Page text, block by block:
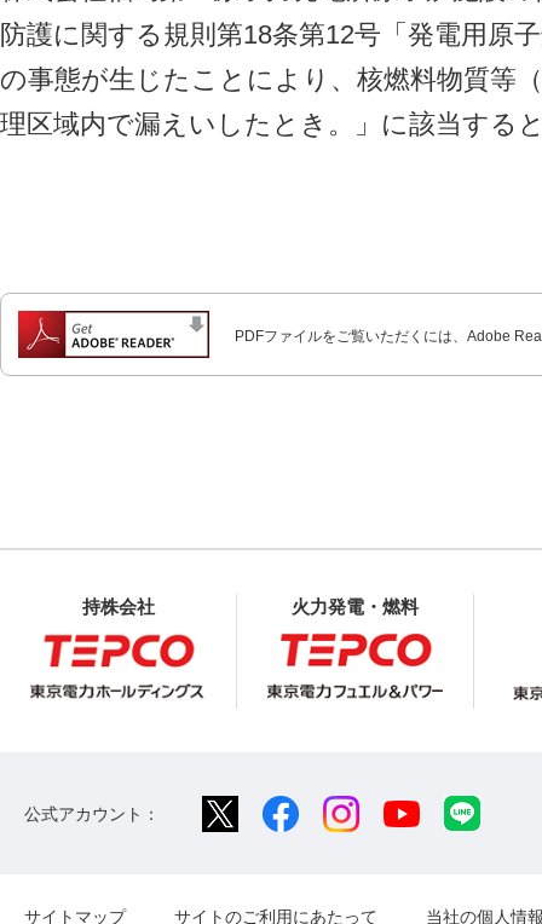
防護に関する規則第18条第12号「発電用原
の事態が生じたことにより、核燃料物質等
理区域内で漏えいしたとき。」に該当する
PDFファイルをご覧いただくには、Adobe
持株会社 火力発電・燃料
公式アカウント：
サイトマップ サイトのご利用にあたって 当社の個人情